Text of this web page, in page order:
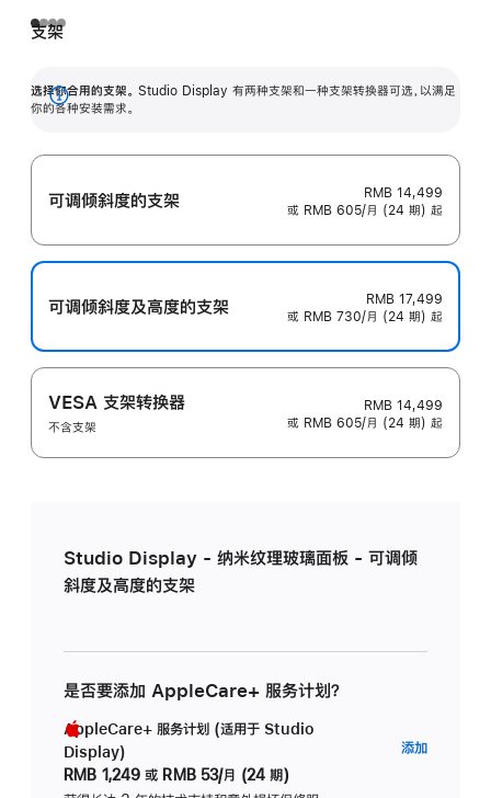
支架
选择你合用的支架。 Studio Display 有两种支架和一种支架转换器可选，以满足
你的各种安装需求。
展
可调倾斜度的支架
RMB 14,499
或 RMB 605/月 (24 期) 起
可调倾斜度及高‍度的支‍架
RMB 17,499
或 RMB 730/月 (24 期) 起
VESA 支架转换器
不含支架
RMB 14,499
或 RMB 605/月 (24 期) 起
Studio Display - 纳米纹理玻璃面板 - 可调倾
斜度及高度的支架
是否要添加 AppleCare+ 服务计划？
AppleCare+ 服务计划 (适用于 Studio
Display)
RMB 1,249 或 RMB 53/月 (24 期)
添加